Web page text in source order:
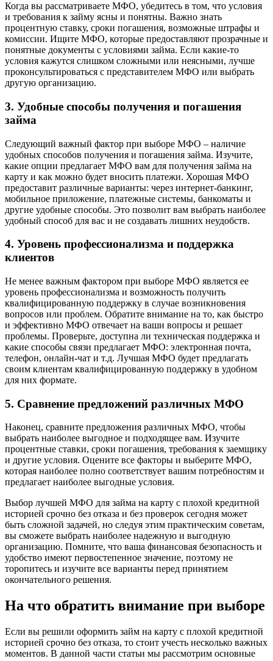
Когда вы рассматриваете МФО, убедитесь в том, что условия
и требования к займу ясны и понятны. Важно знать
процентную ставку, сроки погашения, возможные штрафы и
комиссии. Ищите МФО, которые предоставляют прозрачные и
понятные документы с условиями займа. Если какие-то
условия кажутся слишком сложными или неясными, лучше
проконсультироваться с представителем МФО или выбрать
другую организацию.
3. Удобные способы получения и погашения
займа
Следующий важный фактор при выборе МФО – наличие
удобных способов получения и погашения займа. Изучите,
какие опции предлагает МФО вам для получения займа на
карту и как можно будет вносить платежи. Хорошая МФО
предоставит различные варианты: через интернет-банкинг,
мобильное приложение, платежные системы, банкоматы и
другие удобные способы. Это позволит вам выбрать наиболее
удобный способ для вас и не создавать лишних неудобств.
4. Уровень профессионализма и поддержка
клиентов
Не менее важным фактором при выборе МФО является ее
уровень профессионализма и возможность получить
квалифицированную поддержку в случае возникновения
вопросов или проблем. Обратите внимание на то, как быстро
и эффективно МФО отвечает на ваши вопросы и решает
проблемы. Проверьте, доступна ли техническая поддержка и
какие способы связи предлагает МФО: электронная почта,
телефон, онлайн-чат и т.д. Лучшая МФО будет предлагать
своим клиентам квалифицированную поддержку в удобном
для них формате.
5. Сравнение предложений различных МФО
Наконец, сравните предложения различных МФО, чтобы
выбрать наиболее выгодное и подходящее вам. Изучите
процентные ставки, сроки погашения, требования к заемщику
и другие условия. Оцените все факторы и выберите МФО,
которая наиболее полно соответствует вашим потребностям и
предлагает наиболее выгодные условия.
Выбор лучшей МФО для займа на карту с плохой кредитной
историей срочно без отказа и без проверок сегодня может
быть сложной задачей, но следуя этим практическим советам,
вы сможете выбрать наиболее надежную и выгодную
организацию. Помните, что ваша финансовая безопасность и
удобство имеют первостепенное значение, поэтому не
торопитесь и изучите все варианты перед принятием
окончательного решения.
На что обратить внимание при выборе
Если вы решили оформить займ на карту с плохой кредитной
историей срочно без отказа, то стоит учесть несколько важных
моментов. В данной части статьи мы рассмотрим основные